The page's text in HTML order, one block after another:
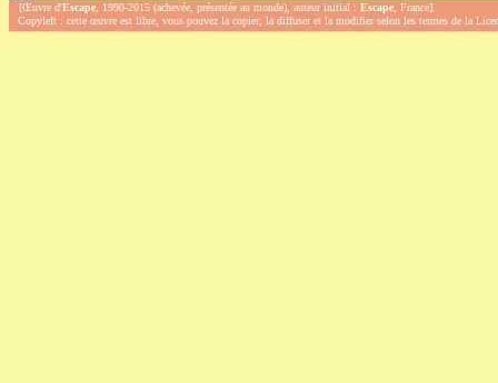
[Œuvre d'Escape, 1990-2015 (achevée, présentée au monde), auteur initial :Escape, France].
Copyleft : cette œuvre est libre, vous pouvez la copier, la diffuser et la modifier selon les termes de la